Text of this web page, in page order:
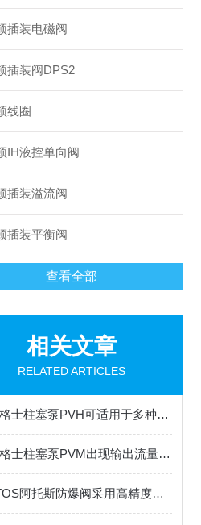
插装电磁阀
插装阀DPS2
线圈
IH液控单向阀
插装溢流阀
插装平衡阀
查看全部
相关文章
RELATED ARTICLES
威格士柱塞泵PVH可适用于多种介质传输
威格士柱塞泵PVM出现输出流量不足或不输出油故障的解决方法
ATOS阿托斯防爆阀采用高精度压力传感器与调节装置